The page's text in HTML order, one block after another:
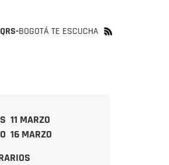
BOGOTÁ TE ESCUCHA
11 MARZO
16 MARZO